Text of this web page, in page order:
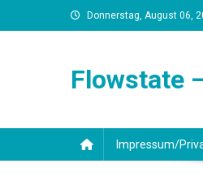
to
Donnerstag, August 06,
Flowstate
Impressum/